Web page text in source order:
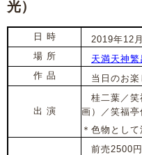
光）
日 時
2019年12
場 所
天満天神繁
作 品
当日のお楽
出 演
桂二葉／笑
画）／笑福
＊色物とし
前売2500